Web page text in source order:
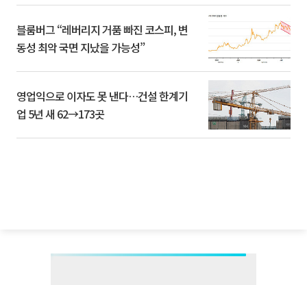
블룸버그 “레버리지 거품 빠진 코스피, 변
동성 최악 국면 지났을 가능성”
영업익으로 이자도 못 낸다…건설 한계기
업 5년 새 62→173곳